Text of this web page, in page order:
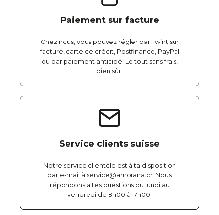
Paiement sur facture
Chez nous, vous pouvez régler par Twint sur
facture, carte de crédit, Postfinance, PayPal
ou par paiement anticipé. Le tout sans frais,
bien sûr.
Service clients suisse
Notre service clientèle est à ta disposition
par e-mail à service@amorana.ch Nous
répondons à tes questions du lundi au
vendredi de 8h00 à 17h00.